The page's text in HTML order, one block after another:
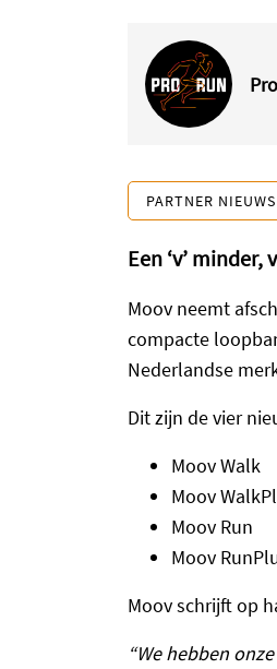
PARTNER NIEUWS
Een ‘v’
Moov neemt
compacte
Nederlandse
Dit zijn de vier
Moov Walk
Moov
Moov Run
Moov
Moov schrijft op
“We hebben